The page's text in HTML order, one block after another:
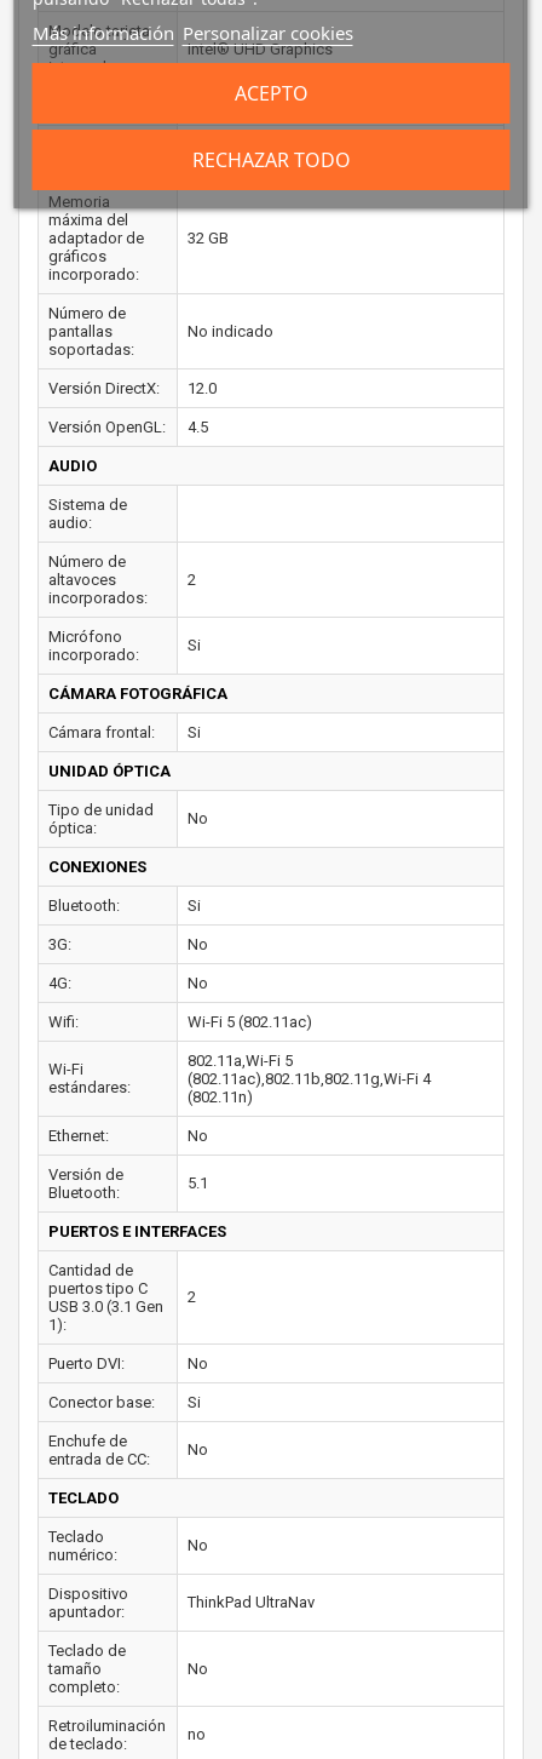
Modelo tarjeta
gráfica
integrada:
Intel® UHD Graphics
300 MHz
1000 MHz
Memoria
máxima del
adaptador de
gráficos
incorporado:
32 GB
Número de
pantallas
soportadas:
No indicado
Versión DirectX: 12.0
Versión OpenGL: 4.5
AUDIO
Sistema de
audio:
Número de
altavoces
incorporados:
2
Micrófono
incorporado:
Si
CÁMARA FOTOGRÁFICA
Cámara frontal: Si
UNIDAD ÓPTICA
Tipo de unidad
óptica:
No
CONEXIONES
Bluetooth: Si
3G: No
4G: No
Wifi: Wi-Fi 5 (802.11ac)
Wi-Fi
estándares:
802.11a,Wi-Fi 5
(802.11ac),802.11b,802.11g,Wi-Fi 4
(802.11n)
Ethernet: No
Versión de
Bluetooth:
5.1
PUERTOS E INTERFACES
Cantidad de
puertos tipo C
USB 3.0 (3.1 Gen
1):
2
Puerto DVI: No
Conector base: Si
Enchufe de
entrada de CC:
No
TECLADO
Teclado
numérico:
No
Dispositivo
apuntador:
ThinkPad UltraNav
Teclado de
tamaño
completo:
No
Retroiluminación
de teclado:
no
Más información Personalizar cookies
RECHAZAR TODO
ACEPTO